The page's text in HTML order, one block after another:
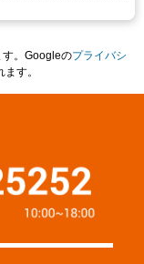
。Googleのプライバシ
す。